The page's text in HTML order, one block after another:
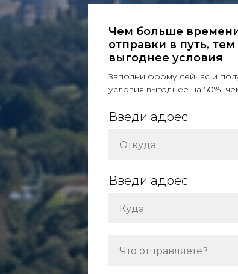
Чем больше
отправки в путь, тем
выгоднее условия
Заполни форму сейчас и
условия выгоднее на 50%,
Введи адрес
Введи адрес